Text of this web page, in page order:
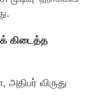
கிடைத்த
விருது